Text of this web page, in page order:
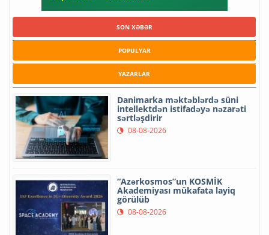
SON XƏBƏR
POPULYAR
YAZARLAR
Danimarka məktəblərdə süni
intellektdən istifadəyə nəzarəti
sərtləşdirir
08-08-2026
“Azərkosmos”un KOSMİK
Akademiyası mükafata layiq
görülüb
08-08-2026